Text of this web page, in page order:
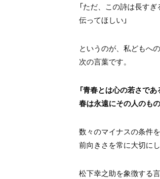
「ただ、この詩は長す
伝ってほしい」
というのが、私どもへ
次の言葉です。
「青春とは心の若さで
春は永遠にその人のも
数々のマイナスの条件
前向きさを常に大切に
松下幸之助を象徴する